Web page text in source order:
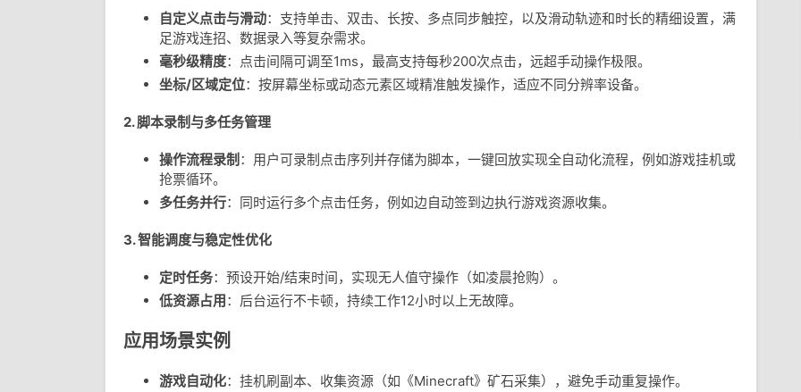
自定义点击与滑动：支持单击、双击、长按、多点同步触控，以及滑动轨迹和时长的精细设置，满
足游戏连招、数据录入等复杂需求。
毫秒级精度：点击间隔可调至1ms，最高支持每秒200次点击，远超手动操作极限。
坐标/区域定位：按屏幕坐标或动态元素区域精准触发操作，适应不同分辨率设备。
2.脚本录制与多任务管理
操作流程录制 ：用户可录制点击序列并存储为脚本，一键回放实现全自动化流程，例如游戏挂机或
抢票循环。
多任务并行：同时运行多个点击任务，例如边自动签到边执行游戏资源收集。
3.智能调度与稳定性优化
定时任务：预设开始/结束时间，实现无人值守操作（如凌晨抢购）。
低资源占用 ：后台运行不卡顿，持续工作12小时以上无故障。
应用场景实例
游戏自动化：挂机刷副本、收集资源（如《Minecraft》矿石采集），避免手动重复操作。